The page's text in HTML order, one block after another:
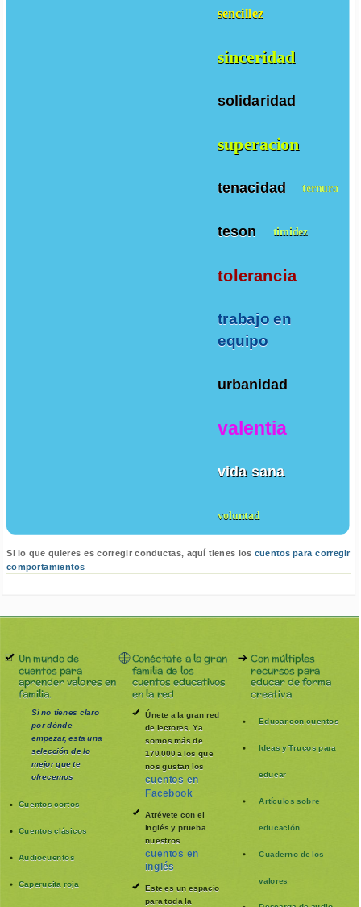
sencillez
sinceridad
solidaridad
superacion
tenacidad ternura
teson timidez
tolerancia
trabajo en
equipo
urbanidad
valentia
vida sana
voluntad
Si lo que quieres es corregir conductas, aquí tienes los cuentos para corregir
comportamientos
Un mundo de
cuentos para
aprender valores en
familia.
Si no tienes claro
por dónde
empezar, esta una
selección de lo
mejor que te
ofrecemos
Cuentos cortos
Cuentos clásicos
Audiocuentos
Caperucita roja
Conéctate a la gran
familia de los
cuentos educativos
en la red
Únete a la gran red
de lectores. Ya
somos más de
170.000 a los que
nos gustan los
cuentos en
Facebook
Atrévete con el
inglés y prueba
nuestros
cuentos en
inglés
Este es un espacio
para toda la
Con múltiples
recursos para
educar de forma
creativa
Educar con cuentos
Ideas y Trucos para
educar
Artículos sobre
educación
Cuaderno de los
valores